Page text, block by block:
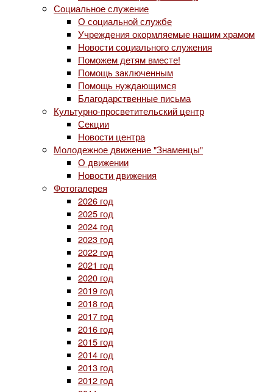
Социальное служение
О социальной службе
Учреждения окормляемые нашим храмом
Новости социального служения
Поможем детям вместе!
Помощь заключенным
Помощь нуждающимся
Благодарственные письма
Культурно-просветительский центр
Секции
Новости центра
Молодежное движение "Знаменцы"
О движении
Новости движения
Фотогалерея
2026 год
2025 год
2024 год
2023 год
2022 год
2021 год
2020 год
2019 год
2018 год
2017 год
2016 год
2015 год
2014 год
2013 год
2012 год